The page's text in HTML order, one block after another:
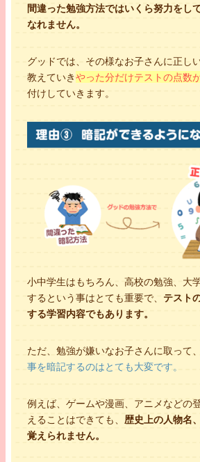
間違った勉強方法ではいくら努力をし
なれません。
グッドでは、その様なお子さんに正し
教えていきやった分だけテストの点数
付けしていきます。
小中学生はもちろん、高校の勉強、大
するという事はとても重要で、 テスト
する学習内容でもあります。
ただ、勉強が嫌いなお子さんに取って、
事を暗記するのはとても大変です。
例えば、ゲームや漫画、アニメなどの
えることはできても、 歴史上の人物名
覚えられません。